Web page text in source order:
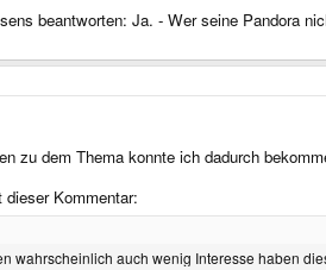
beantworten: Ja. - Wer seine Pandora
zu dem Thema konnte ich dadurch
Kommentar:
wahrscheinlich auch wenig Interesse haben